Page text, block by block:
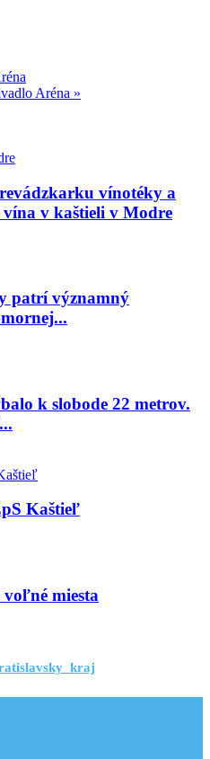
Aréna »
vínotéky a
v kaštieli v Modre
patrí významný
k slobode 22 metrov.
Kaštieľ
miesta